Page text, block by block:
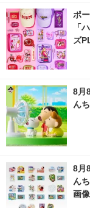
真・画像 |
ポ
「
ズ
8月
ん
8月
ん
画